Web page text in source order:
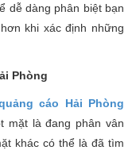
dễ dàng phân biệt bạn
khi xác định những
Phòng
cáo Hải Phòng
mặt là đang phân vân
khác có thể là đã tìm